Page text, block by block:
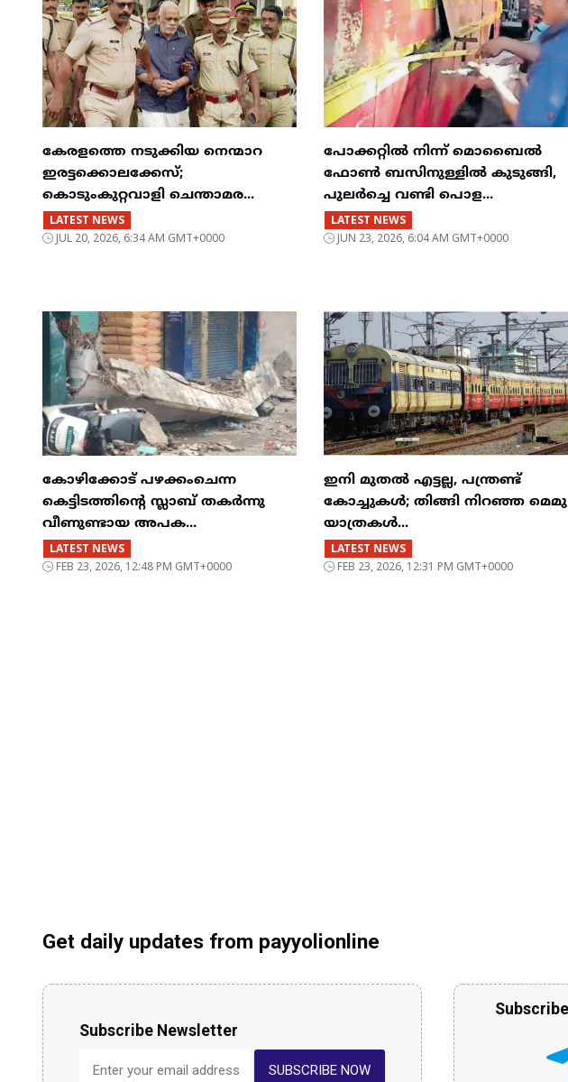
കേരളത്തെ നടുക്കിയ നെന്മാറ
ഇരട്ടക്കൊലക്കേസ്;
കൊടുംകുറ്റവാളി ചെന്താമര...
LATEST NEWS
JUL 20, 2026, 6:34 AM GMT+0000
പോക്കറ്റിൽ നിന്ന് മൊബൈൽ
ഫോൺ ബസിനുള്ളിൽ കുടുങ്ങി,
പുലർച്ചെ വണ്ടി പൊള...
LATEST NEWS
JUN 23, 2026, 6:04 AM GMT+0000
കോഴിക്കോട് പഴക്കംചെന്ന
കെട്ടിടത്തിന്റെ സ്ലാബ് തകർന്നു
വീണുണ്ടായ അപക...
LATEST NEWS
FEB 23, 2026, 12:48 PM GMT+0000
ഇനി മുതൽ എട്ടല്ല, പന്ത്രണ്ട്
കോച്ചുകള്‍; തിങ്ങി നിറഞ്ഞ മെമു
യാത്രകൾ...
LATEST NEWS
FEB 23, 2026, 12:31 PM GMT+0000
Get daily updates from payyolionline
Subscribe Newsletter
SUBSCRIBE NOW